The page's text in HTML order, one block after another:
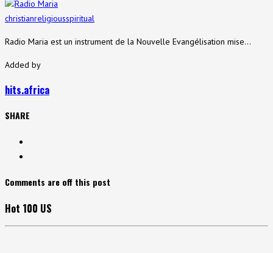
Radio Maria
christianreligiousspiritual
Radio Maria est un instrument de la Nouvelle Evangélisation mise…
Added by
hits.africa
SHARE
Comments are off this post
Hot 100 US